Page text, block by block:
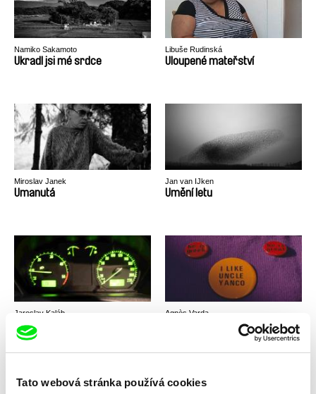
Tato webová stránka používá cookies
Namiko Sakamoto
Ukradl jsi mé srdce
Libuše Rudinská
Uloupené mateřství
Miroslav Janek
Umanutá
Jan van IJken
Umění letu
Jaroslav Kaláb
Unbreakable Nightrunners
Agnès Varda